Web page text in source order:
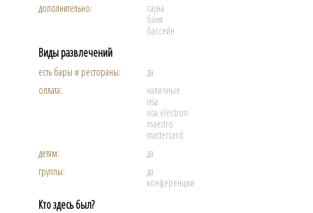
дополнительно:
сауна
баня
бассейн
Виды развлечений
есть бары и рестораны:
да
оплата:
наличные
visa
visa electron
maestro
mastercard
детям:
да
группы:
да
конференции
Кто здесь был?